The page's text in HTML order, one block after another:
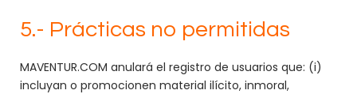
5.- Prácticas no permitidas
MAVENTUR.COM anulará el registro de usuarios que: (i)
incluyan o promocionen material ilícito, inmoral,